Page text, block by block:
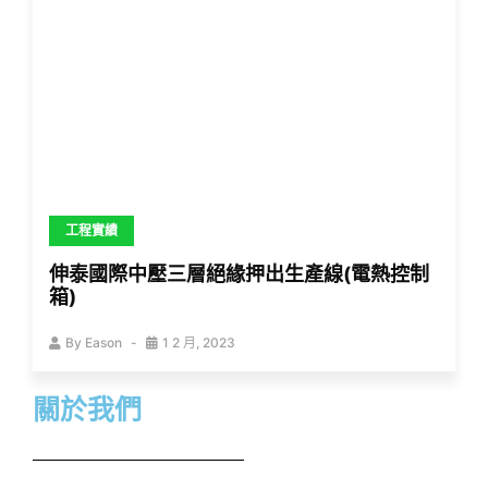
工程實績
伸泰國際中壓三層絕緣押出生產線(電熱控制
箱)
By Eason 1 2 月, 2023
關於我們